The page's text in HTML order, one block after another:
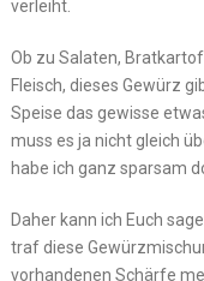
verleiht.
Ob zu Salaten,
Fleisch, dieses Gewürz
Speise das gewisse
muss es ja nicht gleich
habe ich ganz sparsam
Daher kann ich Euch
traf diese
vorhandenen Schärfe